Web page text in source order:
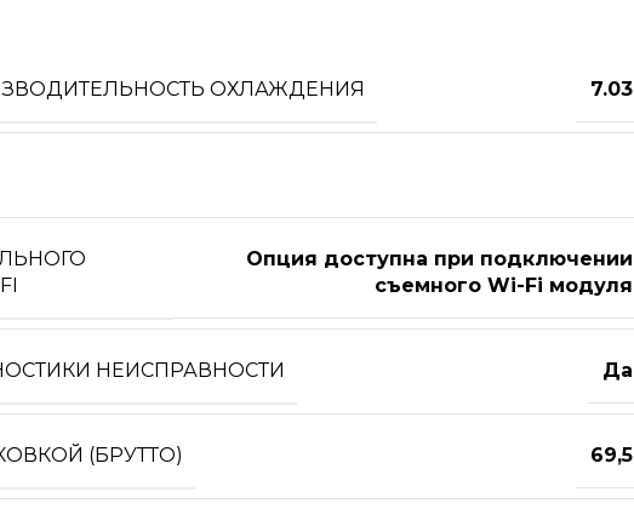
ОХЛАЖДЕНИЯ 7.03
Опция доступна при подключении
съемного Wi-Fi модуля
НЕИСПРАВНОСТИ Да
(БРУТТО) 69,5